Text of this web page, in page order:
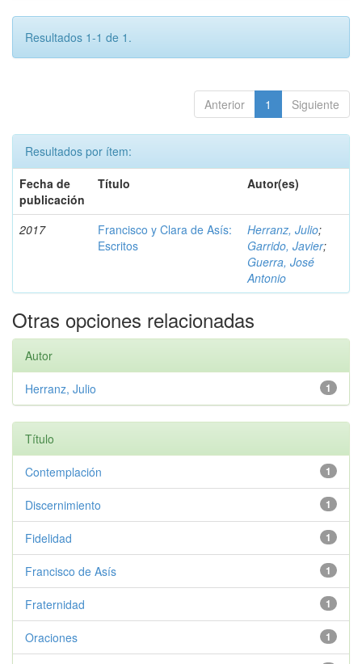
Resultados 1-1 de 1.
Anterior 1 Siguiente
Resultados por ítem:
Fecha de
publicación
Título Autor(es)
2017
Francisco y Clara de Asís:
Escritos
Herranz, Julio;
Garrido, Javier;
Guerra, José
Antonio
Otras opciones relacionadas
Autor
1
Herranz, Julio
Título
1
Contemplación
1
Discernimiento
1
Fidelidad
1
Francisco de Asís
1
Fraternidad
1
Oraciones